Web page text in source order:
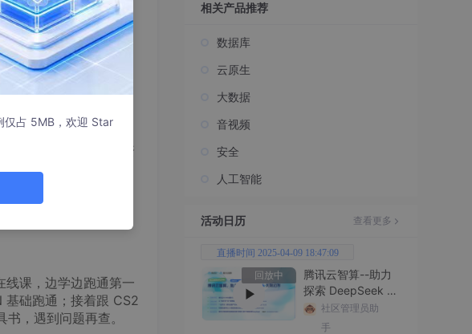
点自己手边能接触的资
室做的医学图像处
型通用基础”。
线课，边学边跑通第一
基础跑通；接着跟 CS2
，遇到问题再查。
相关产品推荐
数据库
云原生
大数据
音视频
安全
人工智能
活动日历 查看更多
直播时间 2025-04-09 18:47:09
回放中
腾讯云智算--助力
探索 DeepSeek 无
限边界社区管理员助
手
仅占 5MB，欢迎 Star